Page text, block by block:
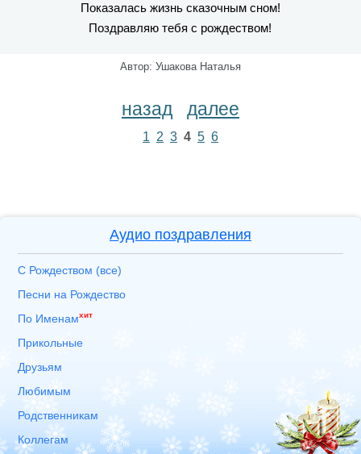
Показалась жизнь сказочным сном!
Поздравляю тебя с рождеством!
Автор: Ушакова Наталья
назад далее
1 2 3 4 5 6
Аудио поздравления
С Рождеством (все)
Песни на Рождество
По Именамхит
Прикольные
Друзьям
Любимым
Родственникам
Коллегам